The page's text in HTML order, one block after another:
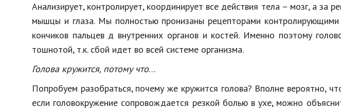
Анализирует, контролирует, координирует все действия тела – мозг, а за
мышцы и глаза. Мы полностью пронизаны рецепторами
кончиков пальцев д внутренних органов и костей. Именно поэтому
тошнотой, т.к. сбой идет во всей системе организма.
Голова кружится, потому что…
Попробуем разобраться, почему же кружится голова? Вполне вероятно,
если головокружение сопровождается резкой болью в ухе, можно